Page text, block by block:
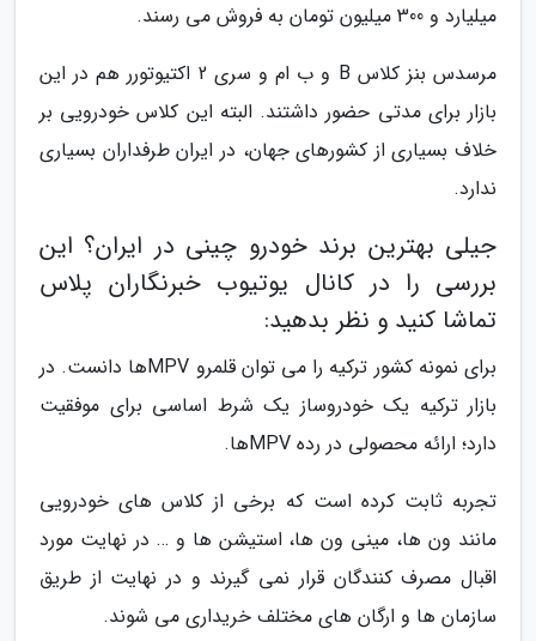
میلیارد و 300 میلیون تومان به فروش می رسند.
مرسدس بنز کلاس B و ب ام و سری 2 اکتیوتورر هم در این
بازار برای مدتی حضور داشتند. البته این کلاس خودرویی بر
خلاف بسیاری از کشورهای جهان، در ایران طرفداران بسیاری
ندارد.
جیلی بهترین برند خودرو چینی در ایران؟ این
بررسی را در کانال یوتیوب خبرنگاران پلاس
تماشا کنید و نظر بدهید:
برای نمونه کشور ترکیه را می توان قلمرو MPVها دانست. در
بازار ترکیه یک خودروساز یک شرط اساسی برای موفقیت
دارد؛ ارائه محصولی در رده MPVها.
تجربه ثابت کرده است که برخی از کلاس های خودرویی
مانند ون ها، مینی ون ها، استیشن ها و … در نهایت مورد
اقبال مصرف کنندگان قرار نمی گیرند و در نهایت از طریق
سازمان ها و ارگان های مختلف خریداری می شوند.